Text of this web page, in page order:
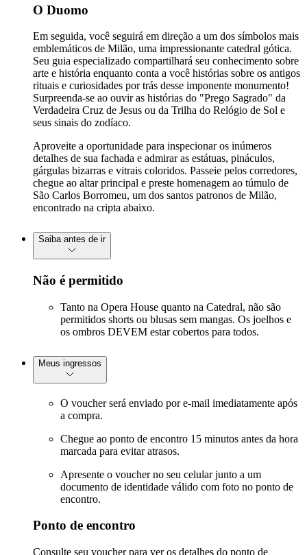
O Duomo
Em seguida, você seguirá em direção a um dos símbolos mais
emblemáticos de Milão, uma impressionante catedral gótica.
Seu guia especializado compartilhará seu conhecimento sobre
arte e história enquanto conta a você histórias sobre os antigos
rituais e curiosidades por trás desse imponente monumento!
Surpreenda-se ao ouvir as histórias do "Prego Sagrado" da
Verdadeira Cruz de Jesus ou da Trilha do Relógio de Sol e
seus sinais do zodíaco.
Aproveite a oportunidade para inspecionar os inúmeros
detalhes de sua fachada e admirar as estátuas, pináculos,
gárgulas bizarras e vitrais coloridos. Passeie pelos corredores,
chegue ao altar principal e preste homenagem ao túmulo de
São Carlos Borromeu, um dos santos patronos de Milão,
encontrado na cripta abaixo.
Saiba antes de ir
Não é permitido
Tanto na Opera House quanto na Catedral, não são
permitidos shorts ou blusas sem mangas. Os joelhos e
os ombros DEVEM estar cobertos para todos.
Meus ingressos
O voucher será enviado por e-mail imediatamente após
a compra.
Chegue ao ponto de encontro 15 minutos antes da hora
marcada para evitar atrasos.
Apresente o voucher no seu celular junto a um
documento de identidade válido com foto no ponto de
encontro.
Ponto de encontro
Consulte seu voucher para ver os detalhes do ponto de